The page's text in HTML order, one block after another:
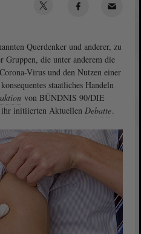
Querdenker und anderer, zu
Gruppen, die unter anderem die
Virus und den Nutzen einer
staatliches Handeln
von BÜNDNIS 90/DIE
ihr initiierten Aktuellen Debatte.